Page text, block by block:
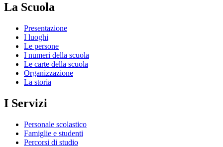
La Scuola
Presentazione
I luoghi
Le persone
I numeri della scuola
Le carte della scuola
Organizzazione
La storia
I Servizi
Personale scolastico
Famiglie e studenti
Percorsi di studio